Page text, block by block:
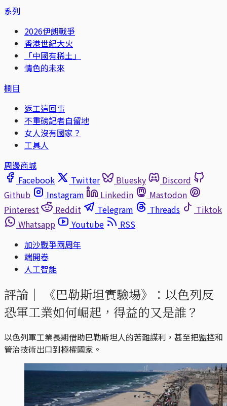
系列
2026伊朗戰爭
香港世紀大火
「中國有稀土」
情色的未來
欄目
返工這回事
不重磅記者自留地
女人沒有國家？
工具人
周邊商城
Facebook
Twitter Bluesky
Discord
Github
Instagram Linkedin
Mastodon
Pinterest
Reddit Telegram Threads
Tiktok
Whatsapp
Youtube
RSS
加沙戰爭兩周年
端開卷
人工智能
評論｜
《巴勒斯坦實驗場》：以色列反
恐軍工業如何崛起，得益的又是誰？
以色列軍工業長期借助巴勒斯坦人的苦難謀利，甚至把監控和
管治技術出口到極權國家。